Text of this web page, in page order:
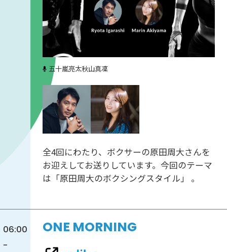
五十嵐亮太秋山真凜
全4回にわたり、ボクサーの原田周大さんを
お迎えしてお送りしています。今回のテーマ
は「原田周大のボクシングスタイル」 。
06:00
-
ONE MORNING